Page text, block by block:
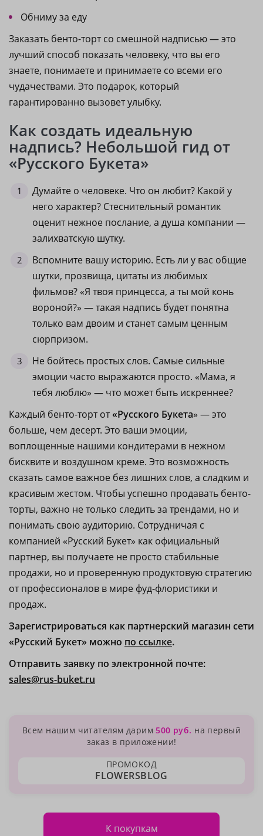
Обниму за еду
Заказать бенто-торт со смешной надписью — это
лучший способ показать человеку, что вы его
знаете, понимаете и принимаете со всеми его
чудачествами. Это подарок, который
гарантированно вызовет улыбку.
Как создать идеальную
надпись? Небольшой гид от
«Русского Букета»
Думайте о человеке. Что он любит? Какой у
него характер? Стеснительный романтик
оценит нежное послание, а душа компании —
залихватскую шутку.
Вспомните вашу историю. Есть ли у вас общие
шутки, прозвища, цитаты из любимых
фильмов? «Я твоя принцесса, а ты мой конь
вороной?» — такая надпись будет понятна
только вам двоим и станет самым ценным
сюрпризом.
Не бойтесь простых слов. Самые сильные
эмоции часто выражаются просто. «Мама, я
тебя люблю» — что может быть искреннее?
Каждый бенто-торт от«Русского Букета» — это
больше, чем десерт. Это ваши эмоции,
воплощенные нашими кондитерами в нежном
бисквите и воздушном креме. Это возможность
сказать самое важное без лишних слов, а сладким и
красивым жестом. Чтобы успешно продавать бенто-
торты, важно не только следить за трендами, но и
понимать свою аудиторию. Сотрудничая с
компанией «Русский Букет» как официальный
партнер, вы получаете не просто стабильные
продажи, но и проверенную продуктовую стратегию
от профессионалов в мире фуд-флористики и
продаж.
Зарегистрироваться как партнерский магазин сети
«Русский Букет» можно по ссылке.
Отправить заявку по электронной почте:
sales@rus-buket.ru
Всем нашим читателям дарим500 руб. на первый
заказ в приложении!
ПРОМОКОД
FLOWERSBLOG
К покупкам